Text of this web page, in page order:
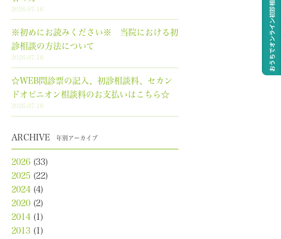
2026.07.16
※初めにお読みください※ 当院における初
診相談の方法について
2026.07.10
☆WEB問診票の記入、初診相談料、セカン
ドオピニオン相談料のお支払いはこちら☆
2026.07.10
ARCHIVE 年別アーカイブ
2026 (33)
2025 (22)
2024 (4)
2020 (2)
2014 (1)
2013 (1)